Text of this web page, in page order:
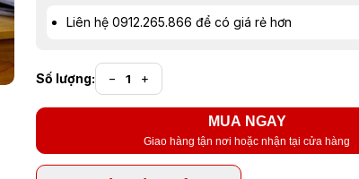
Liên hệ 0912.265.866 để có giá rẻ hơn
Số lượng: − +
MUA NGAY
Giao hàng tận nơi hoặc nhận tại cửa hàng